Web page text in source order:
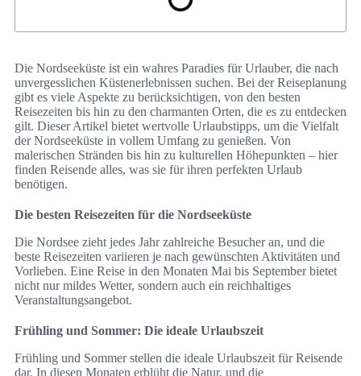
Die Nordseeküste ist ein wahres Paradies für Urlauber, die nach
unvergesslichen Küstenerlebnissen suchen. Bei der Reiseplanung
gibt es viele Aspekte zu berücksichtigen, von den besten
Reisezeiten bis hin zu den charmanten Orten, die es zu entdecken
gilt. Dieser Artikel bietet wertvolle Urlaubstipps, um die Vielfalt
der Nordseeküste in vollem Umfang zu genießen. Von
malerischen Stränden bis hin zu kulturellen Höhepunkten – hier
finden Reisende alles, was sie für ihren perfekten Urlaub
benötigen.
Die besten Reisezeiten für die Nordseeküste
Die Nordsee zieht jedes Jahr zahlreiche Besucher an, und die
beste Reisezeiten variieren je nach gewünschten Aktivitäten und
Vorlieben. Eine Reise in den Monaten Mai bis September bietet
nicht nur mildes Wetter, sondern auch ein reichhaltiges
Veranstaltungsangebot.
Frühling und Sommer: Die ideale Urlaubszeit
Frühling und Sommer stellen die ideale Urlaubszeit für Reisende
dar. In diesen Monaten erblüht die Natur, und die